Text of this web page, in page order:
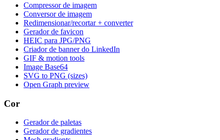
Compressor de imagem
Conversor de imagem
Redimensionar/recortar + converter
Gerador de favicon
HEIC para JPG/PNG
Criador de banner do LinkedIn
GIF & motion tools
Image Base64
SVG to PNG (sizes)
Open Graph preview
Cor
Gerador de paletas
Gerador de gradientes